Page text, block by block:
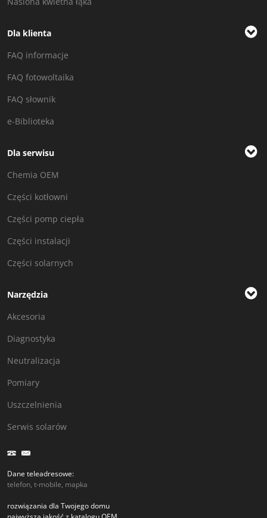
Dla klienta
FAQ informacje
FAQ fotowoltaika
FAQ słownik
e-Biblioteka
Dla serwisu
Chemia OEM
Części kotłowni
Części pomp ciepła
Części instalacji
Części solarnych
Narzędzia
Akcesoria
Diagnostyka
Neutralizacja
Pomiary
Uszczelnienia
Serwis solarów
Dane teleadresowe:
telefon, t-mobile, mapka
rozwiązania dla Twojego domu